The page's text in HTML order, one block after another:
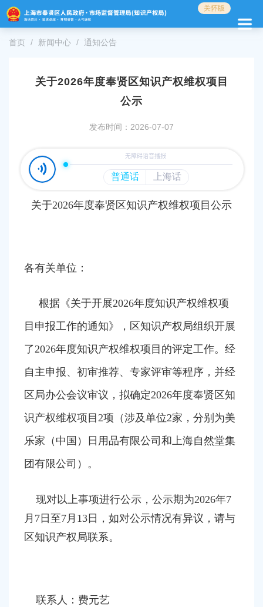
障
碍
关怀版
首页 新闻中心 通知公告
关于2026年度奉贤区知识产权维权项目
公示
发布时间：2026-07-07
关于2026年度奉贤区知识产权维权项目公示
各有关单位：
根据《关于开展2026年度知识产权维权项
目申报工作的通知》，区知识产权局组织开展
了2026年度知识产权维权项目的评定工作。经
自主申报、初审推荐、专家评审等程序，并经
区局办公会议审议，拟确定2026年度奉贤区知
识产权维权项目 2项（涉及单位2家，分别为美
乐家（中国）日用品有限公司 和上海自然堂集
团有限公司 ）。
现对以上事项进行公示，公示期为2026年7
月 7 日至7月 13 日，如对公示情况有异议，请与
区知识产权局联系。
联系人：费元艺